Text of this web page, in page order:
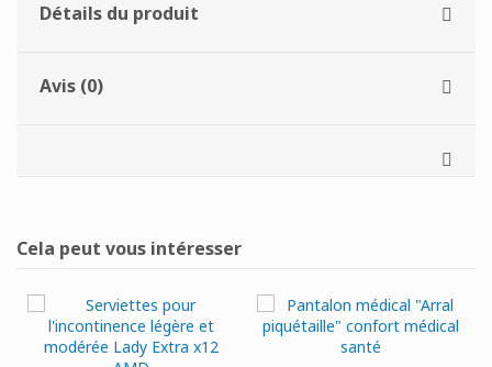
Détails du produit
Avis (0)
Cela peut vous intéresser